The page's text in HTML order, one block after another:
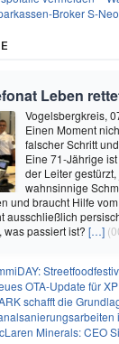
Broker S-Neo legt gut los
Leben
Vogelsbergkreis,
Einen Moment
falscher Schritt
Eine 71-Jährige
der Leiter gestürzt,
wahnsinnige
und braucht Hilfe
ausschließlich
was passiert ist? […]
Streetfoodfestival verbindet
OTA-Update für XPENG Modelle: XOS 5.9.5
schafft die Grundlage für die
Minerals: CEO Simon Finnis